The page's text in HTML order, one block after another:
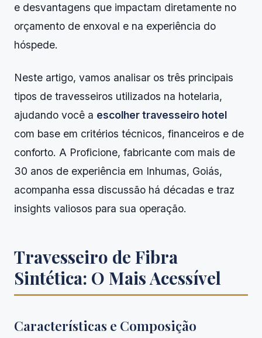
e desvantagens que impactam diretamente no
orçamento de enxoval e na experiência do
hóspede.
Neste artigo, vamos analisar os três principais
tipos de travesseiros utilizados na hotelaria,
ajudando você a escolher travesseiro hotel
com base em critérios técnicos, financeiros e de
conforto. A Proficione, fabricante com mais de
30 anos de experiência em Inhumas, Goiás,
acompanha essa discussão há décadas e traz
insights valiosos para sua operação.
Travesseiro de Fibra
Sintética: O Mais Acessível
Características e Composição